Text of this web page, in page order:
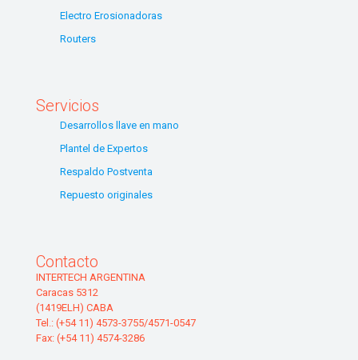
Electro Erosionadoras
Routers
Servicios
Desarrollos llave en mano
Plantel de Expertos
Respaldo Postventa
Repuesto originales
Contacto
INTERTECH ARGENTINA
Caracas 5312
(1419ELH) CABA
Tel.: (+54 11) 4573-3755/4571-0547
Fax: (+54 11) 4574-3286